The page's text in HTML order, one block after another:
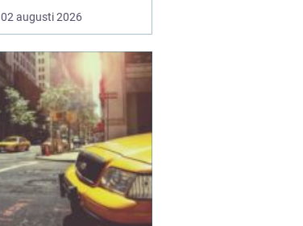
skillnaden mellan en
lokal som gästerna
plats där de g&aum...
02 augusti 2026